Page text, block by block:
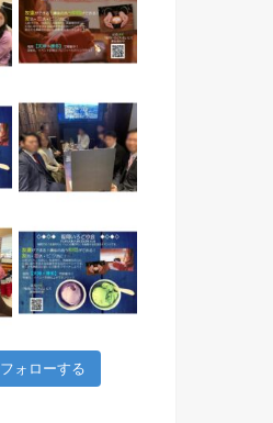
フォローする